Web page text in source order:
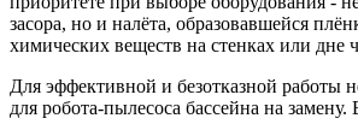
засора, но и налёта, образовавшейся
химических веществ на стенках или дне
Для эффективной и безотказной работы
для робота-пылесоса бассейна на замену.